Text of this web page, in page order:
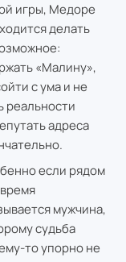
игры, Медоре
делать
«Малину»,
с ума и не
реальности
адреса
если рядом
мужчина,
судьба
то упорно не